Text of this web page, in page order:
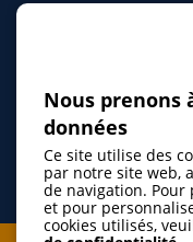
Nous prenons
données
Ce site utilise des
par notre site web,
de navigation. Pour
et pour
cookies utilisés,